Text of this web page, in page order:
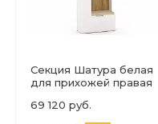
для прихожей правая